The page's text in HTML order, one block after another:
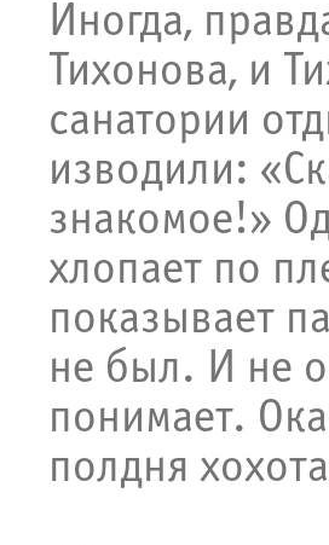
Иногда,
Тихонова, и
санатории
изводили:
знакомое!»
хлопает по
показывает
не был. И не
понимает.
полдня